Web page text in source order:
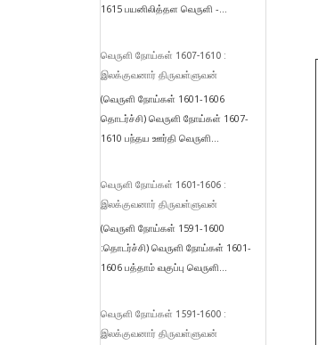
1615 பயனிலித்தள வெருளி -...
வெருளி நோய்கள் 1607-1610 :
இலக்குவனார் திருவள்ளுவன்
(வெருளி நோய்கள் 1601-1606
தொடர்ச்சி) வெருளி நோய்கள் 1607-
1610 பந்தய ஊர்தி வெருளி...
வெருளி நோய்கள் 1601-1606 :
இலக்குவனார் திருவள்ளுவன்
(வெருளி நோய்கள் 1591-1600
:தொடர்ச்சி) வெருளி நோய்கள் 1601-
1606 பத்தாம் வகுப்பு வெருளி...
வெருளி நோய்கள் 1591-1600 :
இலக்குவனார் திருவள்ளுவன்